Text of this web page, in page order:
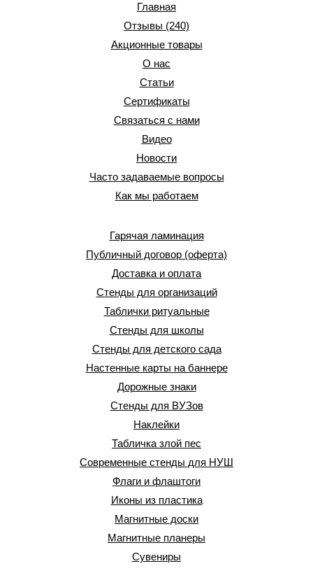
Главная
Отзывы (240)
Акционные товары
О нас
Статьи
Сертификаты
Связаться с нами
Видео
Новости
Часто задаваемые вопросы
Как мы работаем
Гарячая ламинация
Публичный договор (оферта)
Доставка и оплата
Стенды для организаций
Таблички ритуальные
Стенды для школы
Стенды для детского сада
Настенные карты на баннере
Дорожные знаки
Стенды для ВУЗов
Наклейки
Табличка злой пес
Современные стенды для НУШ
Флаги и флаштоги
Иконы из пластика
Магнитные доски
Магнитные планеры
Сувениры